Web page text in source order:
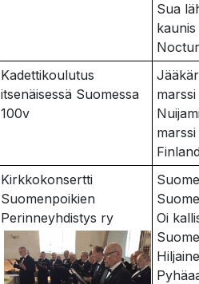
Sua
Kadettikoulutus
itsenäisessä Suomessa
100v
marssi
marssi
Kirkkokonsertti
Suomenpoikien
Perinneyhdistys ry
Oi